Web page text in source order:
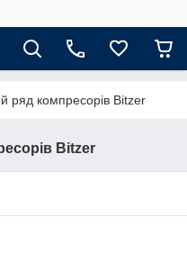
ряд компресорів Bitzer
Bitzer